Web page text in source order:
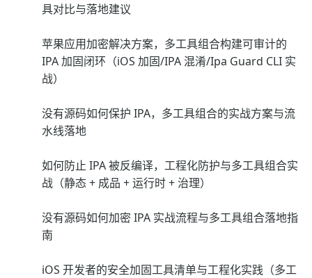
具对比与落地建议
苹果应用加密解决方案，多工具组合构建可审计的
IPA 加固闭环（iOS 加固/IPA 混淆/Ipa Guard CLI 实
战）
没有源码如何保护 IPA，多工具组合的实战方案与流
水线落地
如何防止 IPA 被反编译，工程化防护与多工具组合实
战（静态 + 成品 + 运行时 + 治理）
没有源码如何加密 IPA 实战流程与多工具组合落地指
南
iOS 开发者的安全加固工具清单与工程化实践（多工